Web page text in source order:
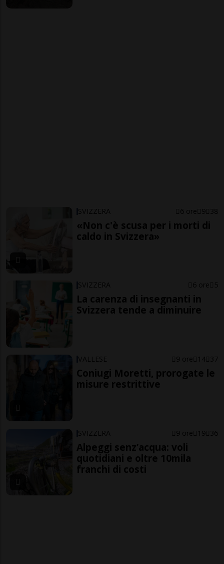
SVIZZERA 6 ore 9 38
«Non c'è scusa per i morti di
caldo in Svizzera»
SVIZZERA 6 ore 5
La carenza di insegnanti in
Svizzera tende a diminuire
VALLESE 9 ore 14 37
Coniugi Moretti, prorogate le
misure restrittive
SVIZZERA 9 ore 19 36
Alpeggi senz’acqua: voli
quotidiani e oltre 10mila
franchi di costi